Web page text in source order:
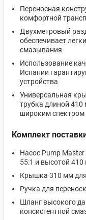
Переносная
комфортной
Двухметровый
обеспечивает
смазывания
Использование
Испании
устройства
Универсальная
трубка длиной
широким спектром
Комплект
Насос Pump
55:1 и высотой
Крышка 310 мм для
Ручка для
Шланг высокого
консистентной